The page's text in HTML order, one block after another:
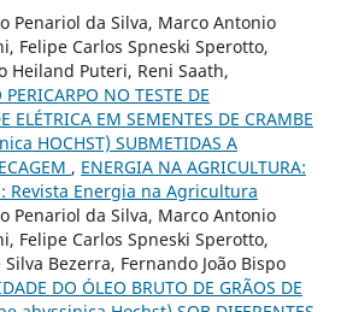
Penariol da Silva, Marco Antonio
Felipe Carlos Spneski Sperotto,
Heiland Puteri, Reni Saath,
NO TESTE DE
ELÉTRICA EM SEMENTES DE CRAMBE
HOCHST) SUBMETIDAS A
, ENERGIA NA AGRICULTURA:
Revista Energia na Agricultura
Penariol da Silva, Marco Antonio
Felipe Carlos Spneski Sperotto,
Bezerra, Fernando João Bispo
DO ÓLEO BRUTO DE GRÃOS DE